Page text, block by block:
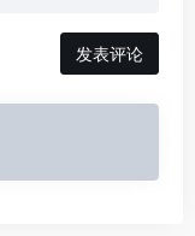
发表评论